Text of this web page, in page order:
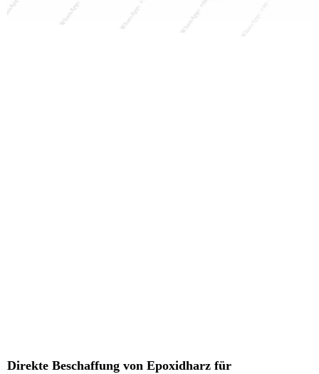
Direkte Beschaffung von Epoxidharz für